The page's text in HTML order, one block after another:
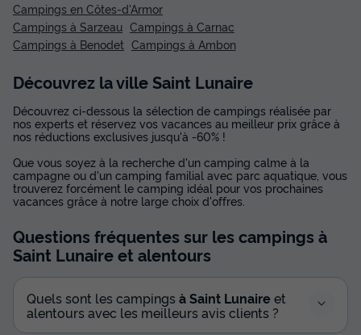
Campings en Côtes-d'Armor
Campings à Sarzeau Campings à Carnac
Campings à Benodet Campings à Ambon
Découvrez la ville Saint Lunaire
Découvrez ci-dessous la sélection de campings réalisée par
nos experts et réservez vos vacances au meilleur prix grâce à
nos réductions exclusives jusqu'à -60% !
Que vous soyez à la recherche d'un camping calme à la
campagne ou d'un camping familial avec parc aquatique, vous
trouverez forcément le camping idéal pour vos prochaines
vacances grâce à notre large choix d'offres.
Questions fréquentes sur les campings à
Saint Lunaireet alentours
Quels sont les campings à Saint Lunaire et
alentours avec les meilleurs avis clients ?